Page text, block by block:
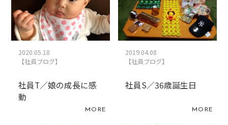
2020.05.18
【社員ブログ】
社員T／娘の成長に感
動
MORE
2019.04.08
【社員ブログ】
社員S／36歳誕生日
MORE